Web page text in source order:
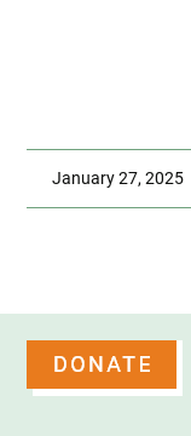
January 27, 2025